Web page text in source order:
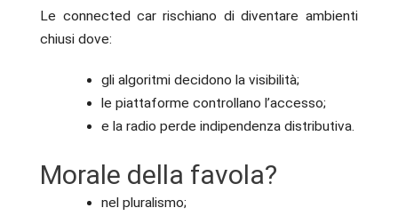
Le connected car rischiano di diventare ambienti
chiusi dove:
gli algoritmi decidono la visibilità;
le piattaforme controllano l’accesso;
e la radio perde indipendenza distributiva.
Morale della favola?
nel pluralismo;